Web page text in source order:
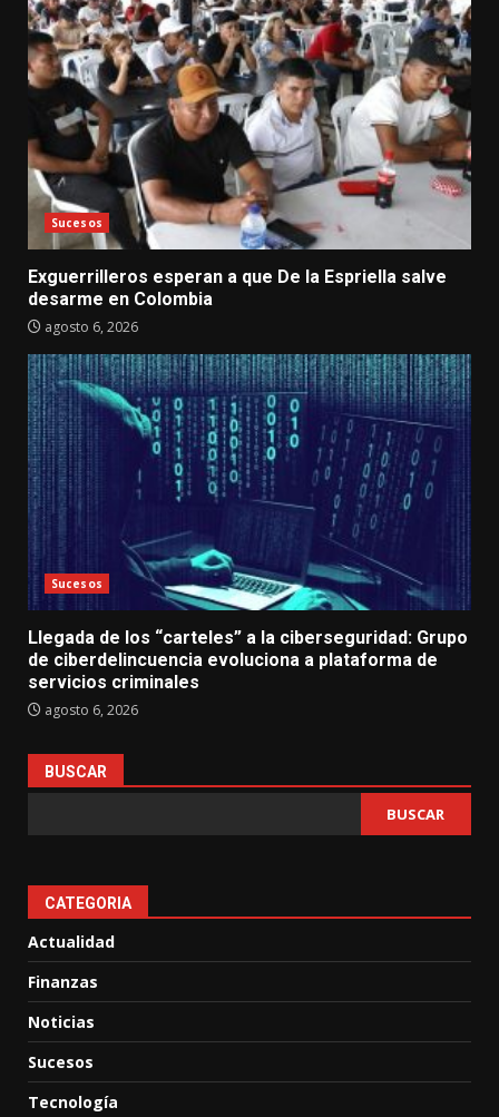
Sucesos
Exguerrilleros esperan a que De la Espriella salve
desarme en Colombia
agosto 6, 2026
Sucesos
Llegada de los “carteles” a la ciberseguridad: Grupo
de ciberdelincuencia evoluciona a plataforma de
servicios criminales
agosto 6, 2026
BUSCAR
BUSCAR
CATEGORIA
Actualidad
Finanzas
Noticias
Sucesos
Tecnología